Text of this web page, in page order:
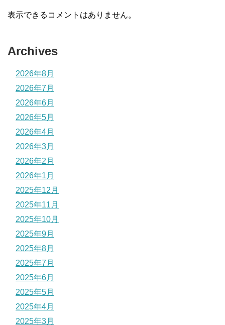
表示できるコメントはありません。
Archives
2026年8月
2026年7月
2026年6月
2026年5月
2026年4月
2026年3月
2026年2月
2026年1月
2025年12月
2025年11月
2025年10月
2025年9月
2025年8月
2025年7月
2025年6月
2025年5月
2025年4月
2025年3月